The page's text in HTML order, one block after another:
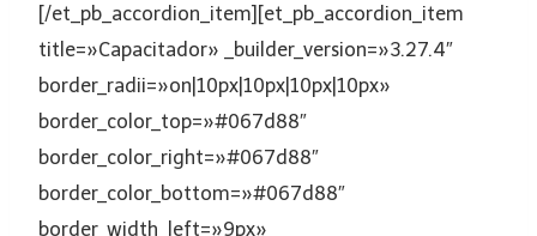
[/et_pb_accordion_item][et_pb_accordion_item
title=»Capacitador» _builder_version=»3.27.4″
border_radii=»on|10px|10px|10px|10px»
border_color_top=»#067d88″
border_color_right=»#067d88″
border_color_bottom=»#067d88″
border_width_left=»9px»